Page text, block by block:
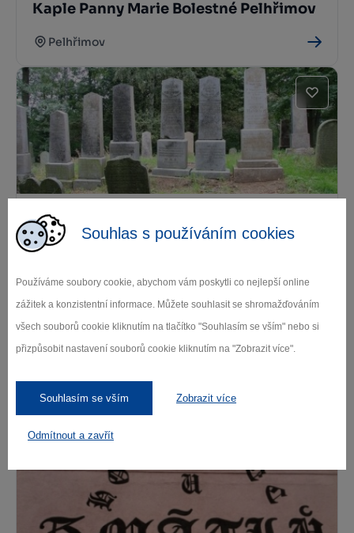
Souhlas s používáním cookies
Používáme soubory cookie, abychom vám poskytli co nejlepší online
zážitek a konzistentní informace. Můžete souhlasit se shromažďováním
všech souborů cookie kliknutím na tlačítko "Souhlasím se vším" nebo si
přizpůsobit nastavení souborů cookie kliknutím na "Zobrazit více".
Souhlasím se vším Zobrazit více
Odmítnout a zavřít
Kaple Panny Marie Bolestné Pelhřimov
Pelhřimov
Židovský hřbitov Batelov
Další památky
Kde se najíst